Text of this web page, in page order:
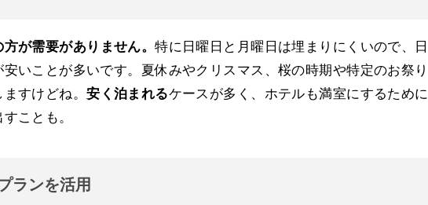
方が需要がありません。特に日曜日と月曜日は埋まりにくいので、日
いことが多いです。夏休みやクリスマス、桜の時期や特定のお祭り
ますけどね。安く泊まれるケースが多く、ホテルも満室にするために
すことも。
ランを活用